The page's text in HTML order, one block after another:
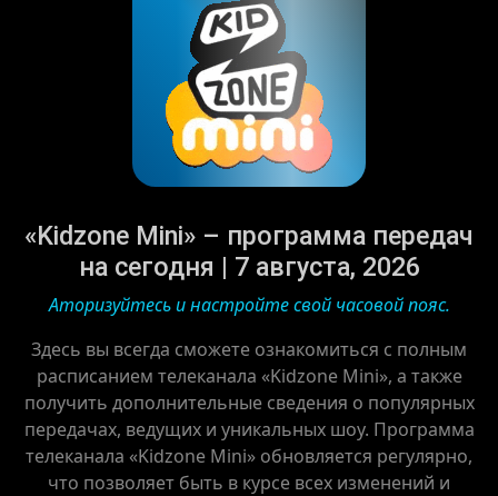
«Kidzone Mini» – программа передач
на сегодня | 7 августа, 2026
Аторизуйтесь и настройте свой часовой пояс.
Здесь вы всегда сможете ознакомиться с полным
расписанием телеканала «Kidzone Mini», а также
получить дополнительные сведения о популярных
передачах, ведущих и уникальных шоу. Программа
телеканала «Kidzone Mini» обновляется регулярно,
что позволяет быть в курсе всех изменений и